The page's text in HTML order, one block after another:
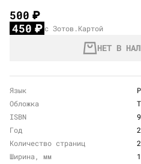
500₽
450₽ с Зотов.Картой
НЕТ В
Язык
Обложка
ISBN
Год
Количество страниц
Ширина, мм